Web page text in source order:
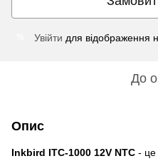
Увійти для відображення
До
Опис
Inkbird ITC-1000 12V NTC - це